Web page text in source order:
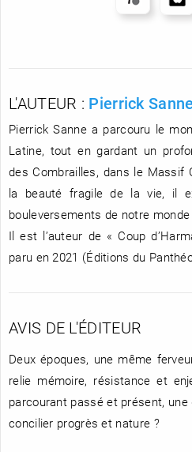
L'AUTEUR : Pierrick Sanne
Pierrick Sanne a parcouru le
Latine, tout en gardant un
des Combrailles, dans le Massif
la beauté fragile de la vie, il
bouleversements de notre
Il est l’auteur de « Coup
paru en 2021 (Éditions du
AVIS DE L'ÉDITEUR
Deux époques, une même
relie mémoire, résistance et
parcourant passé et présent,
concilier progrès et nature ?